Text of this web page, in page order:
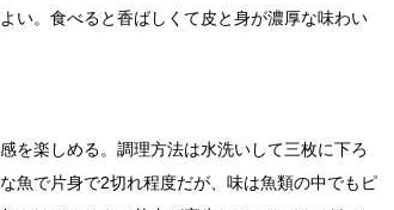
い。食べると香ばしくて皮と身が濃厚な味わい
を楽しめる。調理方法は水洗いして三枚に下ろ
魚で片身で2切れ程度だが、味は魚類の中でもピ